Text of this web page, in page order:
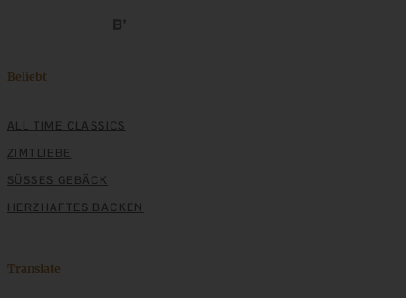
Beliebt
ALL TIME CLASSICS
ZIMTLIEBE
SÜSSES GEBÄCK
HERZHAFTES BACKEN
Translate